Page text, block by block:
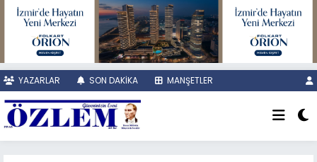
YAZARLAR SON DAKİKA MANŞETLER